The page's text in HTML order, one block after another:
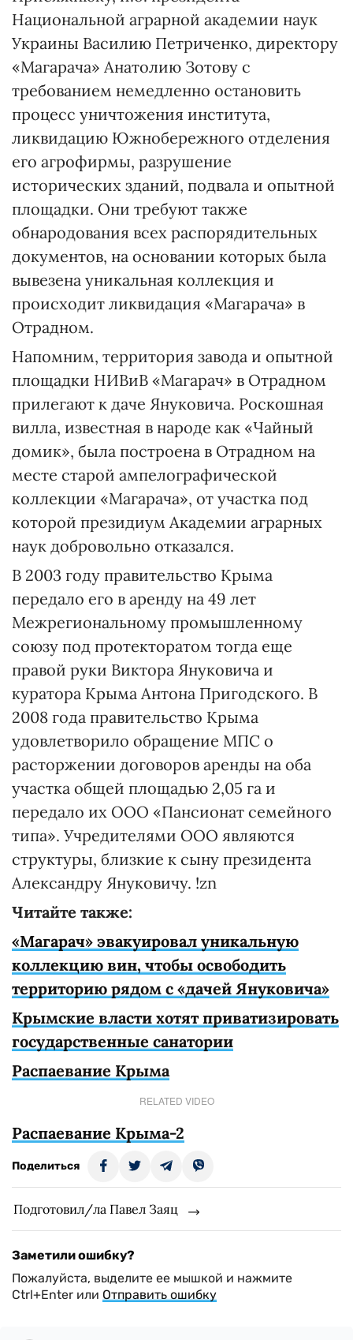
Национальной аграрной академии наук
Украины Василию Петриченко, директору
«Магарача» Анатолию Зотову с
требованием немедленно остановить
процесс уничтожения института,
ликвидацию Южнобережного отделения
его агрофирмы, разрушение
исторических зданий, подвала и опытной
площадки. Они требуют также
обнародования всех распорядительных
документов, на основании которых была
вывезена уникальная коллекция и
происходит ликвидация «Магарача» в
Отрадном.
Напомним, территория завода и опытной
площадки НИВиВ «Магарач» в Отрадном
прилегают к даче Януковича. Роскошная
вилла, известная в народе как «Чайный
домик», была построена в Отрадном на
месте старой ампелографической
коллекции «Магарача», от участка под
которой президиум Академии аграрных
наук добровольно отказался.
В 2003 году правительство Крыма
передало его в аренду на 49 лет
Межрегиональному промышленному
союзу под протекторатом тогда еще
правой руки Виктора Януковича и
куратора Крыма Антона Пригодского. В
2008 года правительство Крыма
удовлетворило обращение МПС о
расторжении договоров аренды на оба
участка общей площадью 2,05 га и
передало их ООО «Пансионат семейного
типа». Учредителями ООО являются
структуры, близкие к сыну президента
Александру Януковичу. !zn
Читайте также:
«Магарач» эвакуировал уникальную
коллекцию вин, чтобы освободить
территорию рядом с «дачей Януковича»
Крымские власти хотят приватизировать
государственные санатории
Распаевание Крыма
RELATED VIDEO
Распаевание Крыма-2
Поделиться
Подготовил/ла Павел Заяц
Заметили ошибку?
Пожалуйста, выделите ее мышкой и нажмите
Ctrl+Enter или Отправить ошибку